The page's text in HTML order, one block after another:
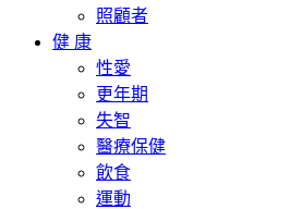
照顧者
健 康
性愛
更年期
失智
醫療保健
飲食
運動